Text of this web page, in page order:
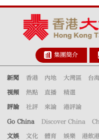
集團簡介
新聞 香港 內地 大灣區 台
視頻 熱點 直播 精選
評論 社評 來論 港評論
Go China Discover China
文娛 文化 體育 娛樂 港飲